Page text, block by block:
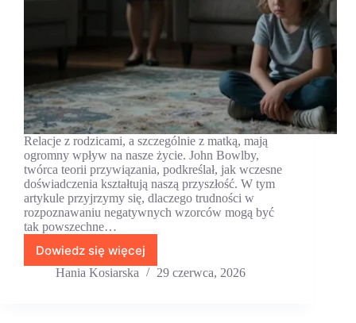
Relacje z rodzicami, a szczególnie z matką, mają
ogromny wpływ na nasze życie. John Bowlby,
twórca teorii przywiązania, podkreślał, jak wczesne
doświadczenia kształtują naszą przyszłość. W tym
artykule przyjrzymy się, dlaczego trudności w
rozpoznawaniu negatywnych wzorców mogą być
tak powszechne…
Dowiedz się więcej
Toksyczna
matka
Hania Kosiarska 29 czerwca, 2026